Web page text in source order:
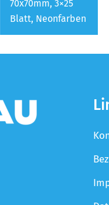
70x70mm, 3×25
Blatt, Neonfarben